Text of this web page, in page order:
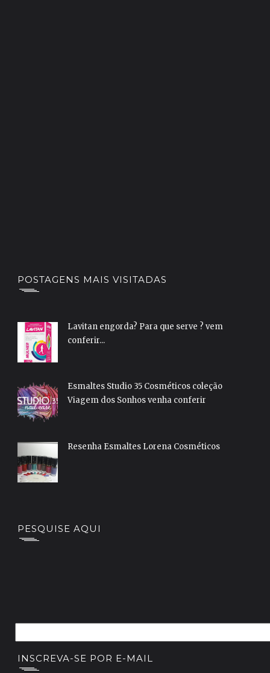
POSTAGENS MAIS VISITADAS
Lavitan engorda? Para que serve ? vem
conferir...
Esmaltes Studio 35 Cosméticos coleção
Viagem dos Sonhos venha conferir
Resenha Esmaltes Lorena Cosméticos
PESQUISE AQUI
INSCREVA-SE POR E-MAIL